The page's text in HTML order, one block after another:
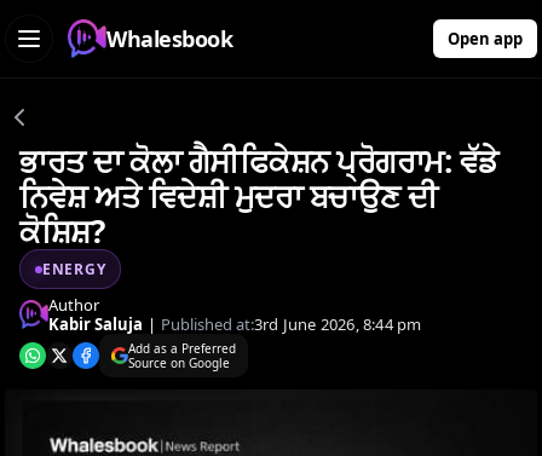
Whalesbook Open app
ਭਾਰਤ ਦਾ ਕੋਲਾ ਗੈਸੀਫਿਕੇਸ਼ਨ ਪ੍ਰੋਗਰਾਮ: ਵੱਡੇ
ਨਿਵੇਸ਼ ਅਤੇ ਵਿਦੇਸ਼ੀ ਮੁਦਰਾ ਬਚਾਉਣ ਦੀ
ਕੋਸ਼ਿਸ਼?
ENERGY
Author
Kabir Saluja | Published at:3rd June 2026, 8:44 pm
Add as a Preferred
Source on Google